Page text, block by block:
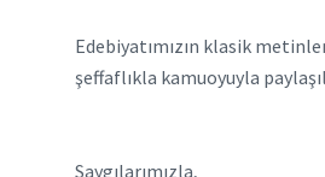
Edebiyatımızın klasik
şeffaflıkla kamuoyuyla
Saygılarımızla,